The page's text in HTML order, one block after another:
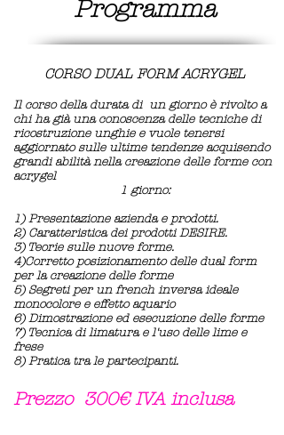
Programma
CORSO DUAL FORM ACRYGEL
Il corso della durata di un giorno è rivolto a
chi ha già una conoscenza delle tecniche di
ricostruzione unghie e vuole tenersi
aggiornato sulle ultime tendenze acquisendo
grandi abilità nella creazione delle forme con
acrygel
1 giorno:
1) Presentazione azienda e prodotti.
2) Caratteristica dei prodotti DESIRE.
3) Teorie sulle nuove forme.
4)Corretto posizionamento delle dual form
per la creazione delle forme
5) Segreti per un french inversa ideale
monocolore e effetto aquario
6) Dimostrazione ed esecuzione delle forme
7) Tecnica di limatura e l'uso delle lime e
frese
8) Pratica tra le partecipanti.
Prezzo 300€ IVA inclusa